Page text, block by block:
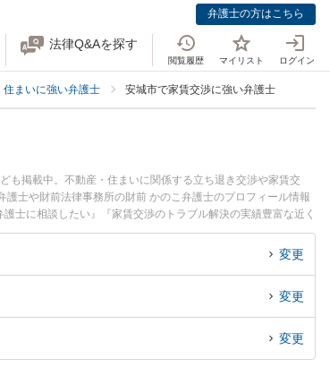
弁護士の方はこちら
法律Q&Aを探す
閲覧履歴 マイリスト ログイン
住まいに強い弁護士 安城市で家賃交渉に強い弁護士
も掲載中。不動産・住まいに関係する立ち退き交渉や家賃交
士や財前法律事務所の財前 かのこ弁護士のプロフィール情報
士に相談したい』『家賃交渉のトラブル解決の実績豊富な近く
困りの相談者さんにおすすめです。
変更
変更
変更